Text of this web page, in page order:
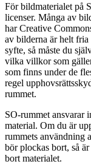
För bildmaterialet på
licenser. Många av
har Creative
av bilderna är helt
syfte, så måste du
vilka villkor som
som finns under de
regel
rummet.
SO-rummet ansvarar
material. Om du är
rummets användning
bör plockas bort, så
bort materialet.